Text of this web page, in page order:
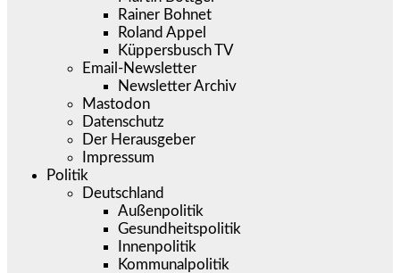
Rainer Bohnet
Roland Appel
Küppersbusch TV
Email-Newsletter
Newsletter Archiv
Mastodon
Datenschutz
Der Herausgeber
Impressum
Politik
Deutschland
Außenpolitik
Gesundheitspolitik
Innenpolitik
Kommunalpolitik